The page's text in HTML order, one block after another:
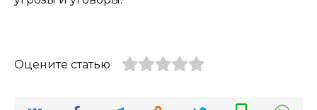
Оцените статью